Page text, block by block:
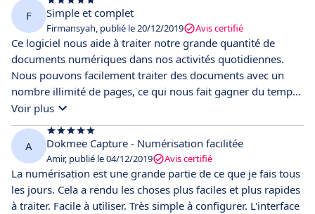
F Simple et complet
Firmansyah, publié le 20/12/2019 Avis certifié
Ce logiciel nous aide à traiter notre grande quantité de
documents numériques dans nos activités quotidiennes.
Nous pouvons facilement traiter des documents avec un
nombre illimité de pages, ce qui nous fait gagner du temps
en les nommant, les classant et les exportant dans différents
formats. Le logiciel est simple et facile à utiliser, avec des
fonctionnalités complètes qui répondent à nos besoins en
matière d'organisation de documents numériques.
Cependant, nous devons limiter la quantité de documents à
traiter pour éviter les erreurs lors de l'exportation via notre
réseau.
Voir plus
A Dokmee Capture - Numérisation facilitée
Amir, publié le 04/12/2019 Avis certifié
La numérisation est une grande partie de ce que je fais tous
les jours. Cela a rendu les choses plus faciles et plus rapides
à traiter. Facile à utiliser. Très simple à configurer. L'interface